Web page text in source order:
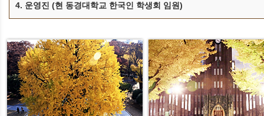
4. 운영진 (현 동경대학교 한국인 학생회 임원)